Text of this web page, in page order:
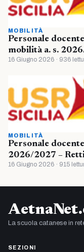
MOBILITÀ
Personale
mobilità a. s.
16 Giugno 2026 · 936
MOBILITÀ
Personale
2026/2027 –
16 Giugno 2026 · 915
La scuola catanese in
SEZIONI